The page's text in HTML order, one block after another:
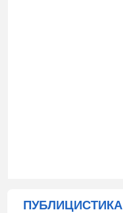
ПУБЛИЦИСТИКА